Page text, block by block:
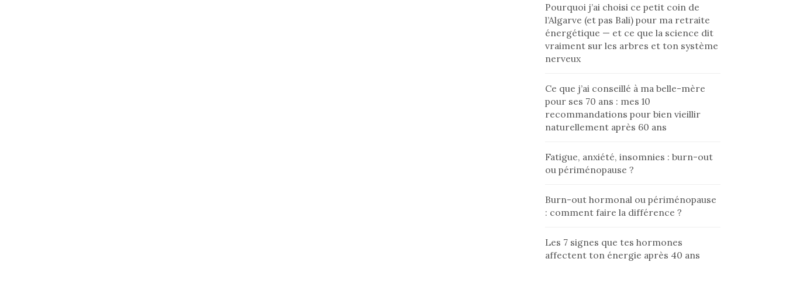
Pourquoi j’ai choisi ce petit coin de
l’Algarve (et pas Bali) pour ma retraite
énergétique — et ce que la science dit
vraiment sur les arbres et ton système
nerveux
Ce que j’ai conseillé à ma belle-mère
pour ses 70 ans : mes 10
recommandations pour bien vieillir
naturellement après 60 ans
Fatigue, anxiété, insomnies : burn-out
ou périménopause ?
Burn-out hormonal ou périménopause
: comment faire la différence ?
Les 7 signes que tes hormones
affectent ton énergie après 40 ans